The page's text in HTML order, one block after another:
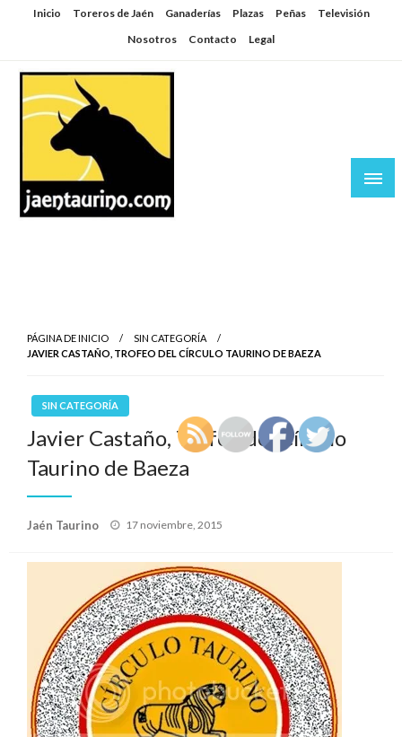
SaltarInicio Toreros de Jaén Ganaderías Plazas Peñas
Televisión
Nosotros
Contacto Legal
PÁGINA DE INICIO
SIN CATEGORÍA
JAVIER CASTAÑO, TROFEO DEL CÍRCULO TAURINO DE BAEZA
SIN CATEGORÍA
Javier Castaño, Trofeo del Círculo
Taurino de Baeza
Jaén Taurino
Publicado
17 noviembre, 2015